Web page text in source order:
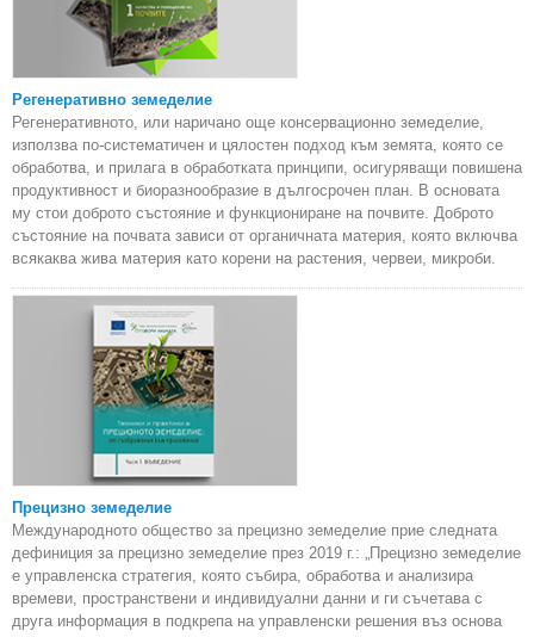
Регенеративно земеделие
Регенеративното, или наричано още консервационно земеделие,
използва по-систематичен и цялостен подход към земята, която се
обработва, и прилага в обработката принципи, осигуряващи повишена
продуктивност и биоразнообразие в дългосрочен план. В основата
му стои доброто състояние и функциониране на почвите. Доброто
състояние на почвата зависи от органичната материя, която включва
всякаква жива материя като корени на растения, червеи, микроби.
Прецизно земеделие
Международното общество за прецизно земеделие прие следната
дефиниция за прецизно земеделие през 2019 г.: „Прецизно земеделие
е управленска стратегия, която събира, обработва и анализира
времеви, пространствени и индивидуални данни и ги съчетава с
друга информация в подкрепа на управленски решения въз основа